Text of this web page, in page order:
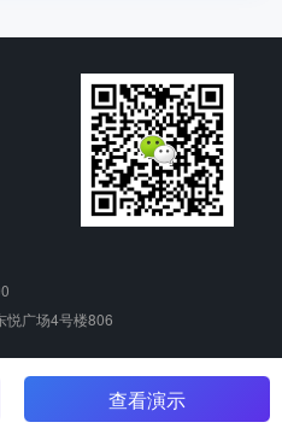
悦广场4号楼806
版权所有
查看演示